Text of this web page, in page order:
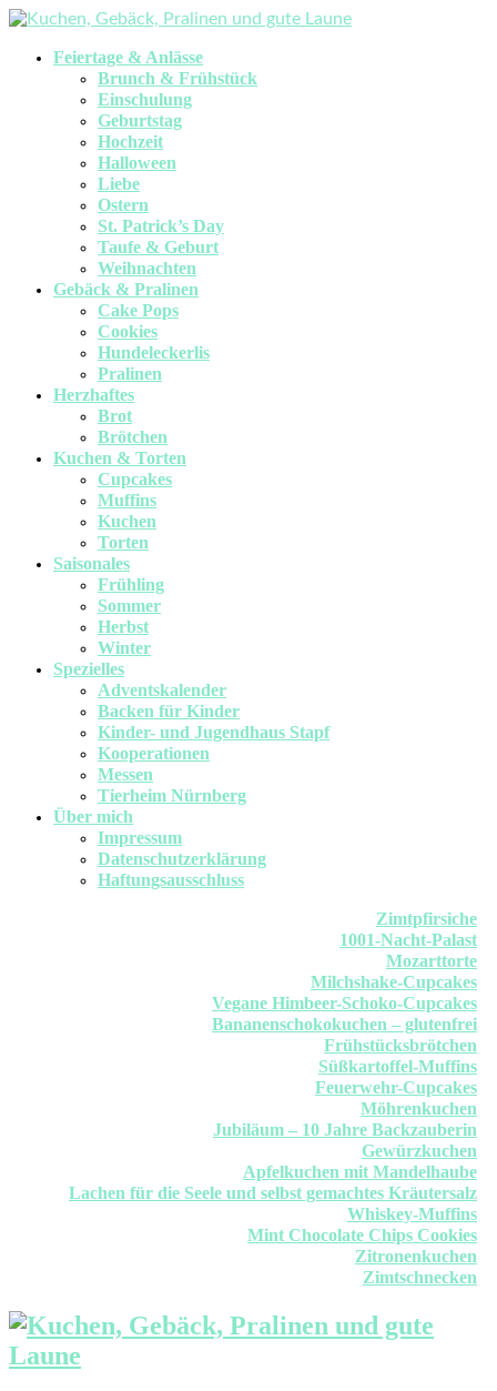
Feiertage & Anlässe
Brunch & Frühstück
Einschulung
Geburtstag
Hochzeit
Halloween
Liebe
Ostern
St. Patrick’s Day
Taufe & Geburt
Weihnachten
Gebäck & Pralinen
Cake Pops
Cookies
Hundeleckerlis
Pralinen
Herzhaftes
Brot
Brötchen
Kuchen & Torten
Cupcakes
Muffins
Kuchen
Torten
Saisonales
Frühling
Sommer
Herbst
Winter
Spezielles
Adventskalender
Backen für Kinder
Kinder- und Jugendhaus Stapf
Kooperationen
Messen
Tierheim Nürnberg
Über mich
Impressum
Datenschutzerklärung
Haftungsausschluss
Zimtpfirsiche
1001-Nacht-Palast
Mozarttorte
Milchshake-Cupcakes
Vegane Himbeer-Schoko-Cupcakes
Bananenschokokuchen – glutenfrei
Frühstücksbrötchen
Süßkartoffel-Muffins
Feuerwehr-Cupcakes
Möhrenkuchen
Jubiläum – 10 Jahre Backzauberin
Gewürzkuchen
Apfelkuchen mit Mandelhaube
Lachen für die Seele und selbst gemachtes Kräutersalz
Whiskey-Muffins
Mint Chocolate Chips Cookies
Zitronenkuchen
Zimtschnecken